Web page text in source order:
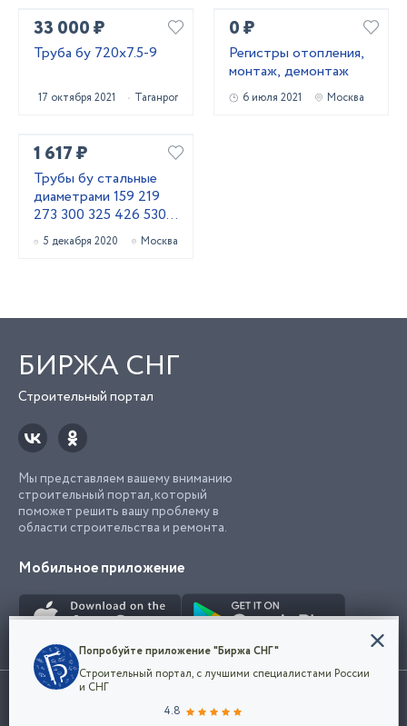
33 000 ₽
Труба бу 720x7.5-9
17 октября 2021 Таганрог
0 ₽
Регистры отопления,
монтаж, демонтаж
6 июля 2021 Москва
1 617 ₽
Трубы бу стальные
диаметрами 159 219
273 300 325 426 530
630 720 820 1020
1220 1420
5 декабря 2020 Москва
БИРЖА СНГ
Строительный портал
Мы представляем вашему вниманию
строительный портал, который
поможет решить вашу проблему в
области строительства и ремонта.
Мобильное приложение
Использование сайта, в том числе подача объявлений, означает
марки представленные на сайте являются собственностью их
Конфиденциальность
Мы используем файлы cookie, чтобы сделать
наш сайт удобным для каждого
Попробуйте приложение "Биржа СНГ"
Строительный портал, с лучшими специалистами России
и СНГ
4.8